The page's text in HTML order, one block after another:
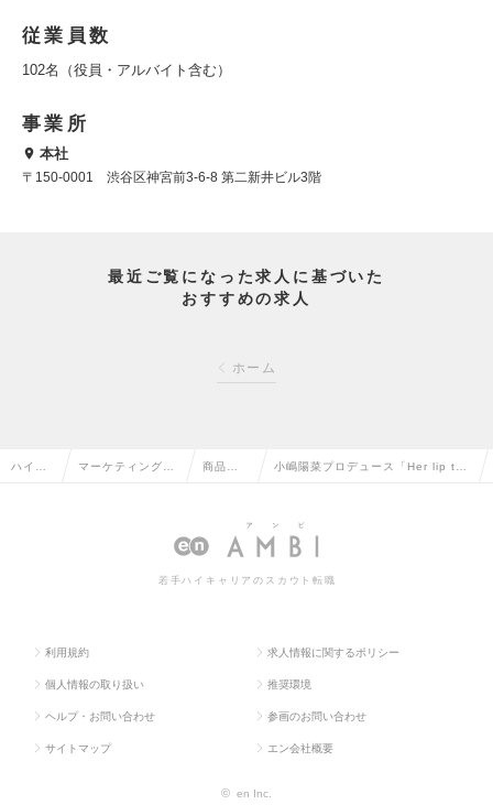
従業員数
102名（役員・アルバイト含む）
事業所
本社
〒150-0001 渋谷区神宮前3-6-8 第二新井ビル3階
最近ご覧になった求人に基づいた
おすすめの求人
ホーム
ハイク マーケティング・ 商品企
発の転
小嶋陽菜プロデュース「Her lip t
（メンバー）の求人情報
若手ハイキャリアのスカウト転職
利用規約 求人情報に関するポリシー
個人情報の取り扱い 推奨環境
ヘルプ・お問い合わせ 参画のお問い合わせ
サイトマップ エン会社概要
© en Inc.